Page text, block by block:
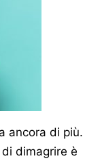
ancora di più.
di dimagrire è